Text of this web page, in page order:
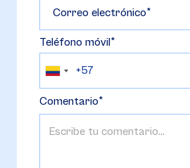
Correo electrónico
Teléfono móvil
Comentario